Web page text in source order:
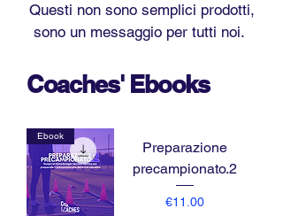
Questi non sono semplici prodotti,
sono un messaggio per tutti noi.
Coaches' Ebooks
Ebook
Preparazione
precampionato.2
Price
€11.00